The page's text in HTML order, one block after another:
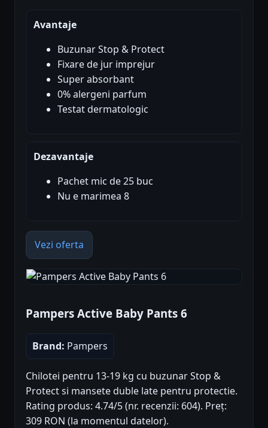
Avantaje
Buzunar Stop & Protect
Fixare de jur imprejur
Super absorbant
0% alergeni parfum
Testat dermatologic
Dezavantaje
Pachet mic de 25 buc
Nu e marimea 8
Vezi oferta
Pampers Active Baby Pants 6
Brand: Pampers
Chilotei pentru 13-19 kg cu buzunar Stop &
Protect si mansete duble late pentru protectie.
Rating produs: 4.74/5 (nr. recenzii: 604). Preț:
309 RON (la momentul datelor).